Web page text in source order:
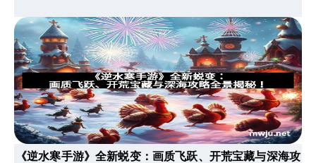
《逆水寒手游》全新蜕变：画质飞跃、开荒宝藏与深海攻